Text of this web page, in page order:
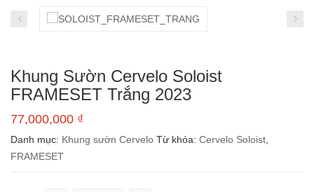
Khung Sườn Cervelo Soloist
FRAMESET Trắng 2023
77,000,000 ₫
Danh mục: Khung sườn Cervelo Từ khóa: Cervelo Soloist
FRAMESET